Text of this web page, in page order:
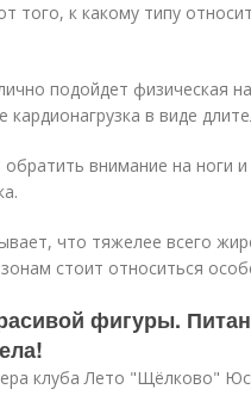
того, к какому типу
подойдет физическая
кардионагрузка в виде
обратить внимание на ноги
что тяжелее всего
стоит относиться
фигуры.
клуба Лето "Щёлково"